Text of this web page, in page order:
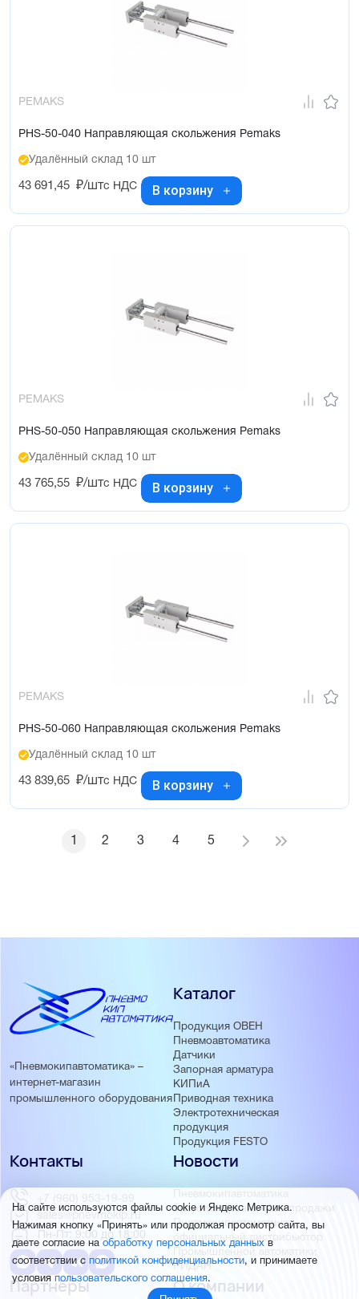
PEMAKS
PHS-50-040 Направляющая скольжения Pemaks
Удалённый склад 10 шт
43 691,45 ₽/штс НДС В корзину
PEMAKS
PHS-50-050 Направляющая скольжения Pemaks
Удалённый склад 10 шт
43 765,55 ₽/штс НДС В корзину
PEMAKS
PHS-50-060 Направляющая скольжения Pemaks
Удалённый склад 10 шт
43 839,65 ₽/штс НДС В корзину
1 2 3 4 5
«Пневмокипавтоматика» –
интернет-магазин
промышленного оборудования
Каталог
Продукция ОВЕН
Пневмоавтоматика
Датчики
Запорная арматура
КИПиА
Приводная техника
Электротехническая
продукция
Продукция FESTO
Новости
Пневмокипавтоматика
запустила розничные продажи
Пневмокипавтоматика –
официальный дистрибьютор
Промышленной автоматики
РИДАН
Партнёры О компании
Контакты
+7 (960) 953-19-99
sales@pnevmokip.ru
Пн-Пт: 9:00 до 18:00
На сайте используются файлы cookie и Яндекс Метрика.
Нажимая кнопку «Принять» или продолжая просмотр сайта, вы
даете согласие наобработку персональных данных в
соответствии с политикой конфиденциальности, и принимаете
условия пользовательского соглашения.